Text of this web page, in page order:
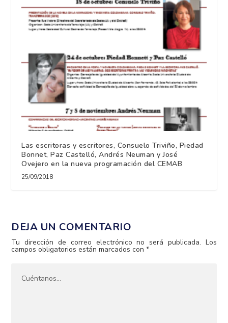
Las escritoras y escritores, Consuelo Triviño, Piedad
Bonnet, Paz Castelló, Andrés Neuman y José
Ovejero en la nueva programación del CEMAB
25/09/2018
DEJA UN COMENTARIO
Tu dirección de correo electrónico no será publicada. Los
campos obligatorios están marcados con*